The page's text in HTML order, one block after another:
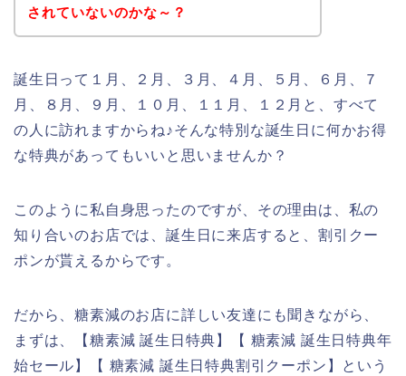
されていないのかな～？
誕生日って１月、２月、３月、４月、５月、６月、７
月、８月、９月、１０月、１１月、１２月と、すべて
の人に訪れますからね♪そんな特別な誕生日に何かお得
な特典があってもいいと思いませんか？
このように私自身思ったのですが、その理由は、私の
知り合いのお店では、誕生日に来店すると、割引クー
ポンが貰えるからです。
だから、糖素減のお店に詳しい友達にも聞きながら、
まずは、【糖素減 誕生日特典】【 糖素減 誕生日特典年
始セール】【 糖素減 誕生日特典割引クーポン】という